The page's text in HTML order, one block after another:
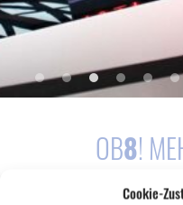
Cookie-
OB8!